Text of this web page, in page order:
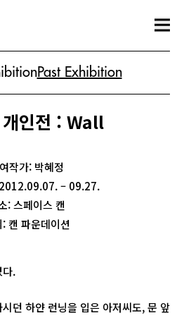
Past Exhibition
개인전 : Wall
작가: 박혜정
– 09.27.
: 스페이스 캔
캔 파운데이션
다.
던 하얀 런닝을 입은 아저씨도, 문 앞